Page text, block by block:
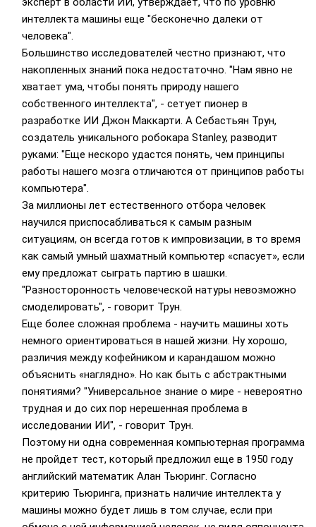
интеллекта машины еще "бесконечно далеки от
человека".
Большинство исследователей честно признают, что
накопленных знаний пока недостаточно. "Нам явно не
хватает ума, чтобы понять природу нашего
собственного интеллекта", - сетует пионер в
разработке ИИ Джон Маккарти. А Себастьян Трун,
создатель уникального робокара Stanley, разводит
руками: "Еще нескоро удастся понять, чем принципы
работы нашего мозга отличаются от принципов работы
компьютера".
За миллионы лет естественного отбора человек
научился приспосабливаться к самым разным
ситуациям, он всегда готов к импровизации, в то время
как самый умный шахматный компьютер «спасует», если
ему предложат сыграть партию в шашки.
"Разносторонность человеческой натуры невозможно
смоделировать", - говорит Трун.
Еще более сложная проблема - научить машины хоть
немного ориентироваться в нашей жизни. Ну хорошо,
различия между кофейником и карандашом можно
объяснить «наглядно». Но как быть с абстрактными
понятиями? "Универсальное знание о мире - невероятно
трудная и до сих пор нерешенная проблема в
исследовании ИИ", - говорит Трун.
Поэтому ни одна современная компьютерная программа
не пройдет тест, который предложил еще в 1950 году
английский математик Алан Тьюринг. Согласно
критерию Тьюринга, признать наличие интеллекта у
машины можно будет лишь в том случае, если при